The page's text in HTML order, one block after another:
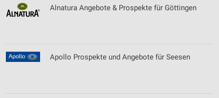
Alnatura Angebote & Prospekte für Göttingen
Apollo Prospekte und Angebote für Seesen